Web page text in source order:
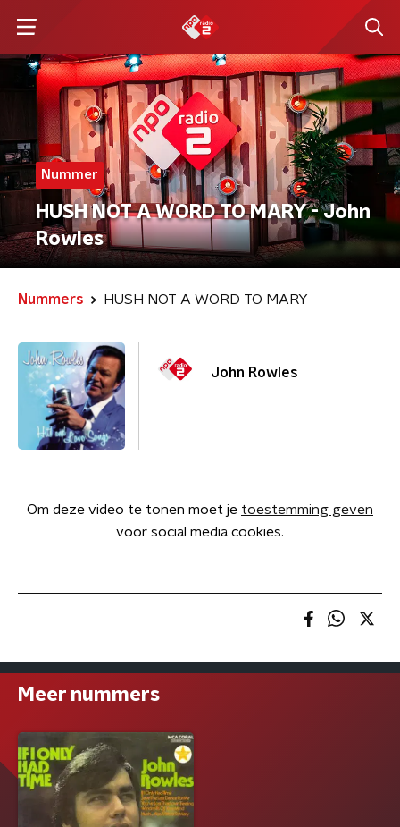
Nummer
HUSH NOT A WORD TO MARY - John
Rowles
Nummers HUSH NOT A WORD TO MARY
John Rowles
Om deze video te tonen moet je toestemming geven
voor social media cookies.
Meer nummers